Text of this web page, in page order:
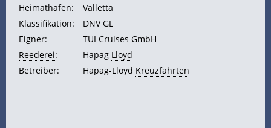
Heimathafen:
Valletta
Klassifikation:
DNV GL
Eigner:
TUI Cruises GmbH
Reederei: Hapag Lloyd
Betreiber:
Hapag-Lloyd Kreuzfahrten